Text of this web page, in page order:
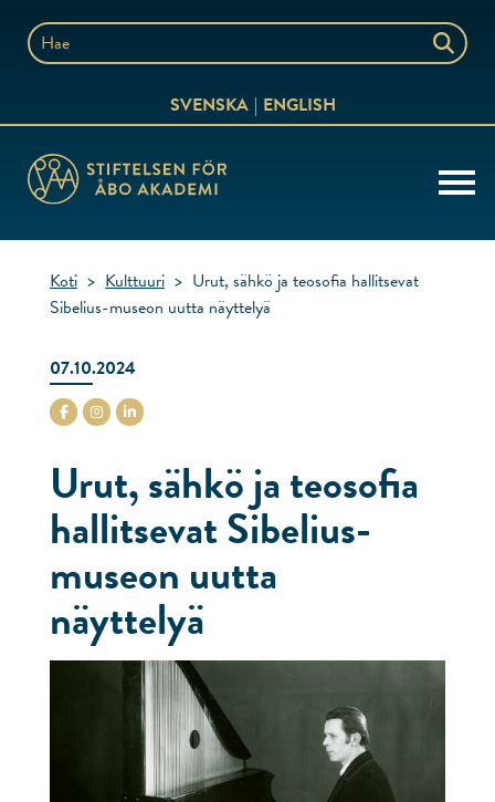
sisältöön
Hae
SVENSKA ENGLISH
Koti > Kulttuuri > Urut, sähkö ja teosofia hallitsevat
Sibelius-museon uutta näyttelyä
07.10.2024
stiftelsenabo Facebook
stiftelsenabo Instagram
stiftelsenabo Linkedin
Urut, sähkö ja teosofia
hallitsevat Sibelius-
museon uutta
näyttelyä